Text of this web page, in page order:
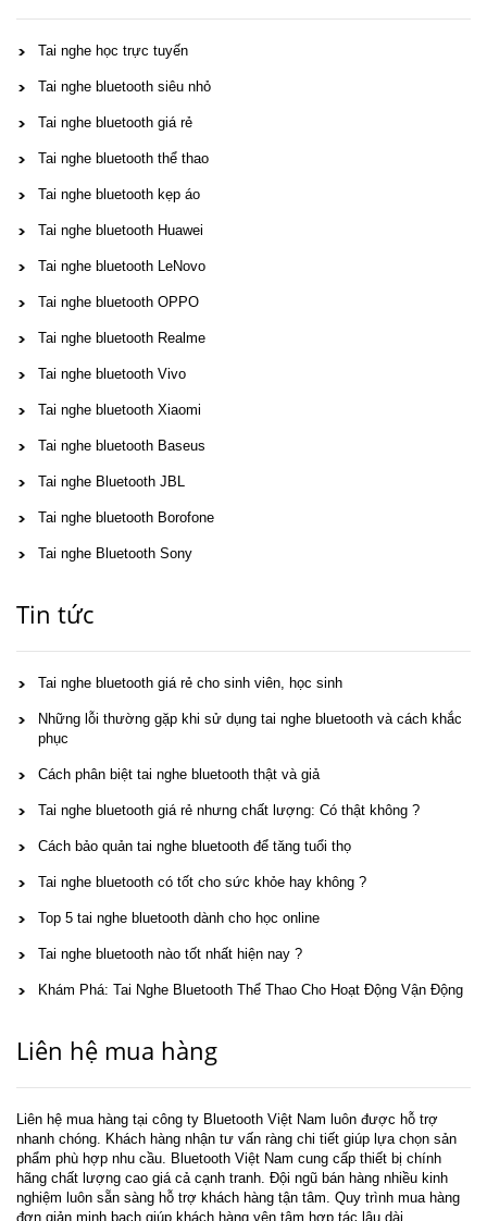
Tai nghe học trực tuyến
Tai nghe bluetooth siêu nhỏ
Tai nghe bluetooth giá rẻ
Tai nghe bluetooth thể thao
Tai nghe bluetooth kẹp áo
Tai nghe bluetooth Huawei
Tai nghe bluetooth LeNovo
Tai nghe bluetooth OPPO
Tai nghe bluetooth Realme
Tai nghe bluetooth Vivo
Tai nghe bluetooth Xiaomi
Tai nghe bluetooth Baseus
Tai nghe Bluetooth JBL
Tai nghe bluetooth Borofone
Tai nghe Bluetooth Sony
Tin tức
Tai nghe bluetooth giá rẻ cho sinh viên, học sinh
Những lỗi thường gặp khi sử dụng tai nghe bluetooth và cách khắc
phục
Cách phân biệt tai nghe bluetooth thật và giả
Tai nghe bluetooth giá rẻ nhưng chất lượng: Có thật không ?
Cách bảo quản tai nghe bluetooth để tăng tuổi thọ
Tai nghe bluetooth có tốt cho sức khỏe hay không ?
Top 5 tai nghe bluetooth dành cho học online
Tai nghe bluetooth nào tốt nhất hiện nay ?
Khám Phá: Tai Nghe Bluetooth Thể Thao Cho Hoạt Động Vận Động
Liên hệ mua hàng
Liên hệ mua hàng tại công ty Bluetooth Việt Nam luôn được hỗ trợ
nhanh chóng. Khách hàng nhận tư vấn ràng chi tiết giúp lựa chọn sản
phẩm phù hợp nhu cầu. Bluetooth Việt Nam cung cấp thiết bị chính
hãng chất lượng cao giá cả cạnh tranh. Đội ngũ bán hàng nhiều kinh
nghiệm luôn sẵn sàng hỗ trợ khách hàng tận tâm. Quy trình mua hàng
đơn giản minh bạch giúp khách hàng yên tâm hợp tác lâu dài.